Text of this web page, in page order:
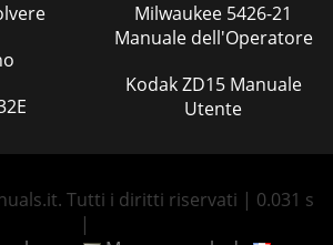
Milwaukee 5426-21
Manuale dell'Operatore
Kodak ZD15 Manuale
Utente
Tutti i diritti riservati | 0.031 s
|